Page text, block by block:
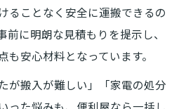
ることなく安全に運搬できるの
前に明朗な見積もりを提示し、
安心材料となっています。
が搬入が難しい」「家電の処分